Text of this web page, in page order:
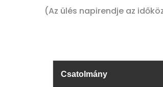
(Az ülés napirendje az
Csatolmány